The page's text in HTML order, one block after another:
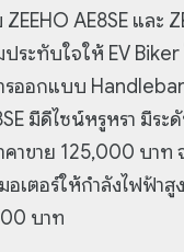
AE8SE และ
ประทับใจให้ EV
ออกแบบ
มีดีไซน์หรูหรา มี
คาขาย 125,000 บาท
เตอร์ให้กำลังไฟฟ้า
บาท